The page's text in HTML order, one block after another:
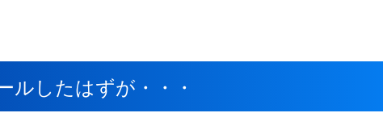
ルしたはずが・・・